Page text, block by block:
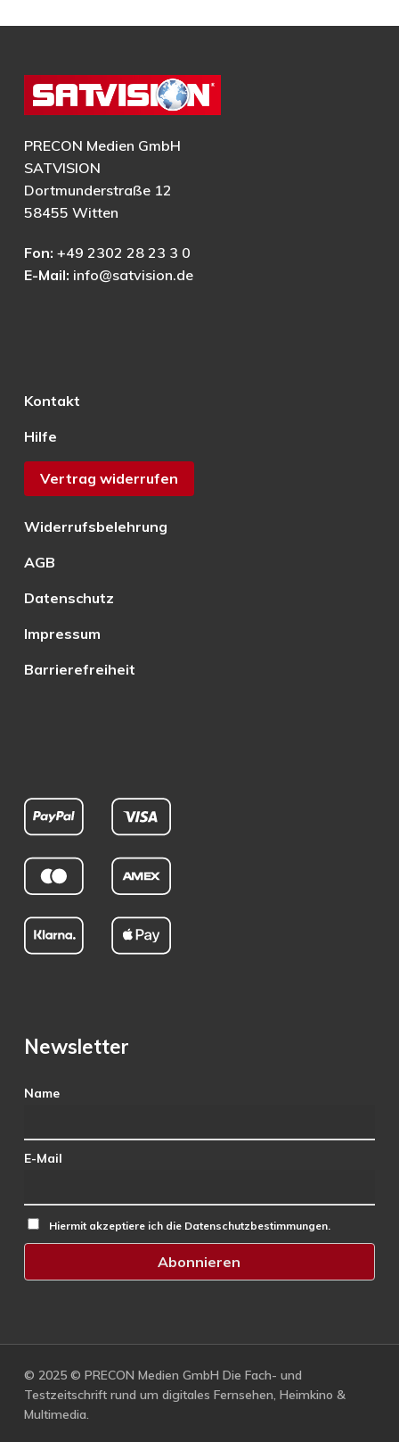
PRECON Medien GmbH
SATVISION
Dortmunderstraße 12
58455 Witten
Fon: +49 2302 28 23 3 0
E-Mail: info@satvision.de
Kontakt
Hilfe
Vertrag widerrufen
Widerrufsbelehrung
AGB
Datenschutz
Impressum
Barrierefreiheit
Newsletter
Name
E-Mail
Hiermit akzeptiere ich die Datenschutzbestimmungen.
© 2025 © PRECON Medien GmbH Die Fach- und
Testzeitschrift rund um digitales Fernsehen, Heimkino &
Multimedia.